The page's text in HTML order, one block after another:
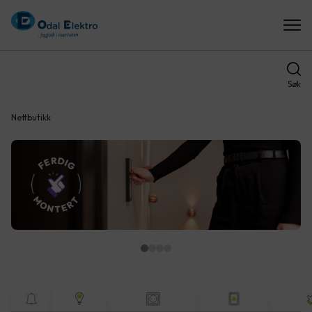
Søk
Nettbutikk